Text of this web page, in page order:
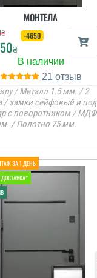
МОНТЕЛА
₴
₴
-4650
21
/ Металл 1.5 мм. / 2
/ замки сейфовый и под
с поворотником / МДФ
/ Полотно 75 мм.